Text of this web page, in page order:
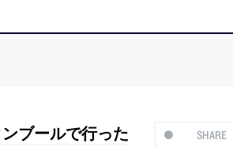
SHARE
ブールで行った